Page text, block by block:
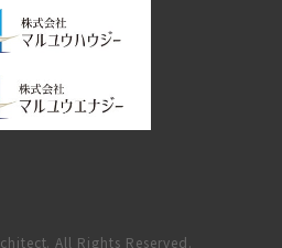
All Rights Reserved.